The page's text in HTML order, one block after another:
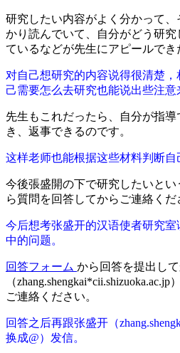
研究したい内容がよく分かって
かり読んでいて、自分がどう研
ているなどが先生にアピールでき
对自己想研究的内容说得很清楚
己需要怎么去研究也能说出些注意
先生もこれだったら、自分が指
き、返事できるのです。
这样老师也能根据这些材料判断自
今後張盛開の下で研究したいと
ら質問を回答してからご連絡くだ
今后想考张盛开的汉语使者研究
中的问题。
回答フォーム から回答を提出し
（
ご連絡ください。
回答之后再跟张盛开（
换成@）发信。